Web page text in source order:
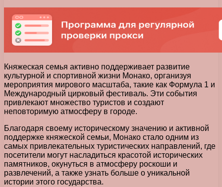
Княжеская семья активно поддерживает развитие
культурной и спортивной жизни Монако, организуя
мероприятия мирового масштаба, такие как Формула 1 и
Международный цирковый фестиваль. Эти события
привлекают множество туристов и создают
неповторимую атмосферу в городе.
Благодаря своему историческому значению и активной
поддержке княжеской семьи, Монако стало одним из
самых привлекательных туристических направлений, где
посетители могут насладиться красотой исторических
памятников, окунуться в атмосферу роскоши и
развлечений, а также узнать больше о уникальной
истории этого государства.